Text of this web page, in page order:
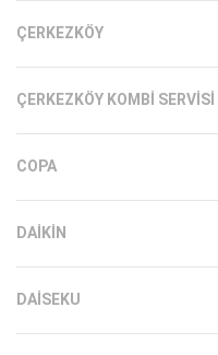
ÇERKEZKÖY
ÇERKEZKÖY KOMBI SERVISI
COPA
DAIKIN
DAISEKU